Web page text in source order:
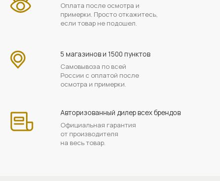
Оплата после осмотра и
примерки. Просто откажитесь,
если товар не подошел.
5 магазинов и 1500 пунктов
Самовывоза по всей
России с оплатой после
осмотра и примерки.
Авторизованный дилер всех брендов
Официальная гарантия
от производителя
на весь товар.